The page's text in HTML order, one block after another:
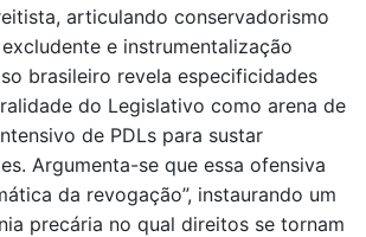
articulando conservadorismo
e instrumentalização
brasileiro revela especificidades
do Legislativo como arena de
de PDLs para sustar
Argumenta-se que essa ofensiva
da revogação”, instaurando um
precária no qual direitos se tornam